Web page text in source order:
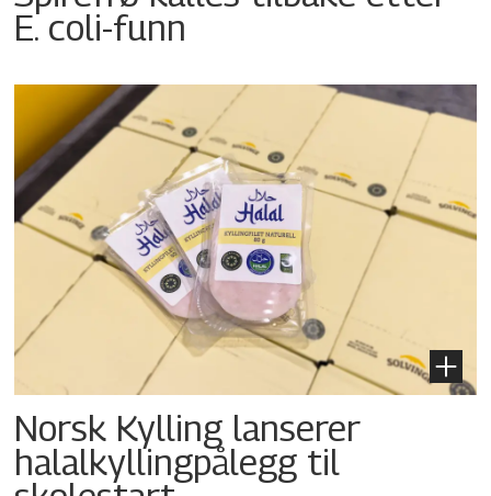
E. coli-funn
Norsk Kylling lanserer
halalkyllingpålegg til